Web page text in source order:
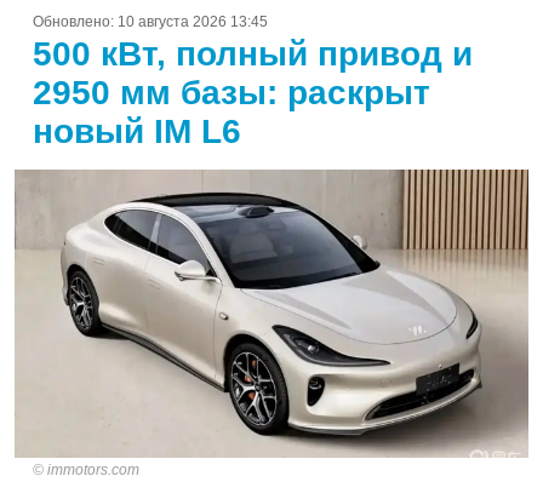
Обновлено: 10 августа 2026 13:45
500 кВт, полный привод и
2950 мм базы: раскрыт
новый IM L6
immotors.com